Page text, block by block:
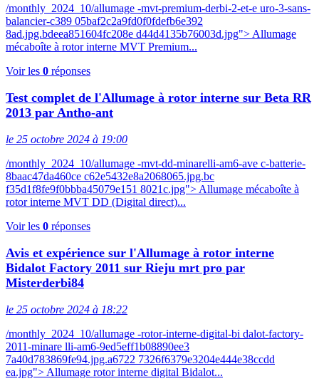
/monthly_2024_10/allumage -mvt-premium-derbi-2-et-e uro-3-sans-
balancier-c389 05baf2c2a9fd0f0fdefb6e392
8ad.jpg.bdeea851604fc208e d44d4135b76003d.jpg"> Allumage
mécaboîte à rotor interne MVT Premium...
Voir les 0 réponses
Test complet de l'Allumage à rotor interne sur Beta RR
2013 par Antho-ant
le 25 octobre 2024 à 19:00
/monthly_2024_10/allumage -mvt-dd-minarelli-am6-ave c-batterie-
8baac47da460ce c62e5432e8a2068065.jpg.bc
f35d1f8fe9f0bbba45079e151 8021c.jpg"> Allumage mécaboîte à
rotor interne MVT DD (Digital direct)...
Voir les 0 réponses
Avis et expérience sur l'Allumage à rotor interne
Bidalot Factory 2011 sur Rieju mrt pro par
Misterderbi84
le 25 octobre 2024 à 18:22
/monthly_2024_10/allumage -rotor-interne-digital-bi dalot-factory-
2011-minare lli-am6-9ed5eff1b08890ee3
7a40d783869fe94.jpg.a6722 7326f6379e3204e444e38ccdd
ea.jpg"> Allumage rotor interne digital Bidalot...